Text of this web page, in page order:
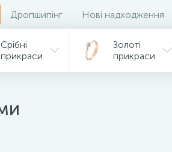
Дропшипінг Нові надходження
Срібні
прикраси
Золоті
прикраси